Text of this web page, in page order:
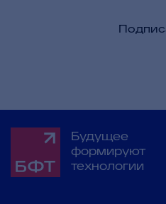
Будущее
формируют
технологии